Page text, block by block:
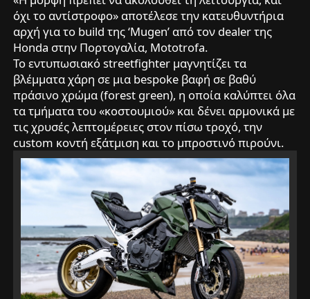
όχι το αντίστροφο» αποτέλεσε την κατευθυντήρια
αρχή για το build της ‘Mugen’ από τον dealer της
Honda στην Πορτογαλία, Mototrofa.
Το εντυπωσιακό streetfighter μαγνητίζει τα
βλέμματα χάρη σε μια bespoke βαφή σε βαθύ
πράσινο χρώμα (forest green), η οποία καλύπτει όλα
τα τμήματα του «κοστουμιού» και δένει αρμονικά με
τις χρυσές λεπτομέρειες στον πίσω τροχό, την
custom κοντή εξάτμιση και το μπροστινό πιρούνι.